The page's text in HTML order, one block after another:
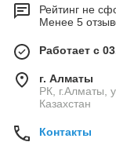
Рейтинг не
Менее 5
Работает с
г. Алматы
РК, г.Алматы,
Казахстан
Контакты